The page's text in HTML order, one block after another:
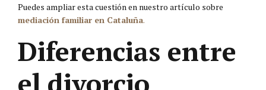
Puedes ampliar esta cuestión en nuestro artículo sobre
mediación familiar en Cataluña.
Diferencias entre
el divorcio